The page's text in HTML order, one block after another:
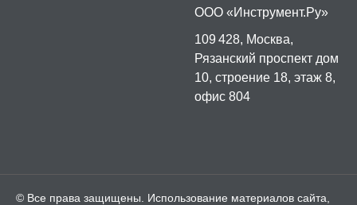
ООО «Инструмент.Ру»
109 428, Москва,
Рязанский проспект дом
10, строение 18, этаж 8,
офис 804
© Все права защищены. Использование материалов сайта,